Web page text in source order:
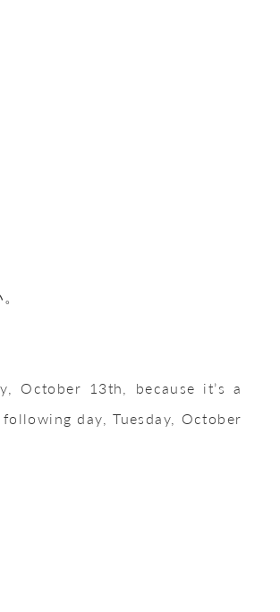
October 13th, because it’s a
day, Tuesday, October